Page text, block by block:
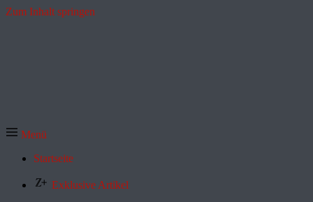
Zum Inhalt springen
Menü
Startseite
Exklusive Artikel